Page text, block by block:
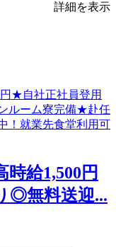
詳細を表示
給1,500円
◎無料送迎...